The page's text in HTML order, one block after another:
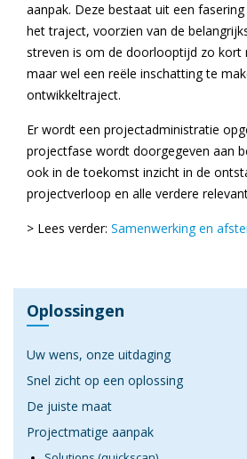
aanpak. Deze bestaat uit een
het traject, voorzien van de
streven is om de doorlooptijd zo kort
maar wel een reële inschatting te
ontwikkeltraject.
Er wordt een projectadministratie
projectfase wordt doorgegeven aan
ook in de toekomst inzicht in de
projectverloop en alle verdere
> Lees verder: Samenwerking en
Oplossingen
Uw wens, onze uitdaging
Snel zicht op een oplossing
De juiste maat
Projectmatige aanpak